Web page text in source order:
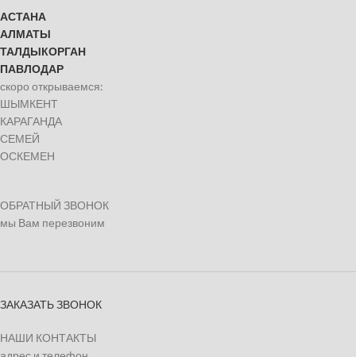
АСТАНА
АЛМАТЫ
ТАЛДЫКОРГАН
ПАВЛОДАР
скоро открываемся:
ШЫМКЕНТ
КАРАГАНДА
СЕМЕЙ
ОСКЕМЕН
ОБРАТНЫЙ ЗВОНОК
мы Вам перезвоним
ЗАКАЗАТЬ ЗВОНОК
НАШИ КОНТАКТЫ